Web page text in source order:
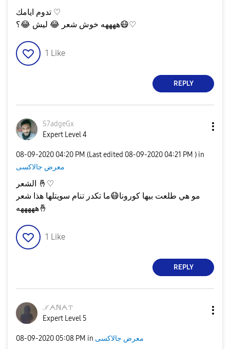
تدوم ايامك ♡
ههههه خوش شعر 😂 ليش 😂؟ 😷♡
1 Like
REPLY
S7adgeGx
Expert Level 4
‎08-09-2020 04:20 PM (Last edited ‎08-09-2020 04:21 PM ) in
معرض جالاكسى
🤞 ♡
مو هي طلعت بيها كورونا😷ما تكدر تنام سويتلها هذا شعر
هههههه🤞
1 Like
REPLY
ℐᗅℕᗅᝨ
Expert Level 5
‎08-09-2020 05:08 PM in معرض جالاكسى